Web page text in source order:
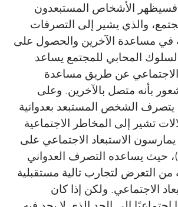
الأشخاص المستبعدون
والذي يشير إلى التصرفات
في مساعدة الآخرين والحصول على
المحابي للمجتمع يساعد
الاجتماعي عن طريق مساعدة
بأنه متصل بالآخرين. وعلى
يتصرف الشخص المستبعد بعدوانية
تشير إلى المخاطر الاجتماعية
الاستبعاد الاجتماعي على
حيث يساعده التصرف العدواني
التعرض لتجارب تالية مستقبلية
الاجتماعي. ولكن إذا كان